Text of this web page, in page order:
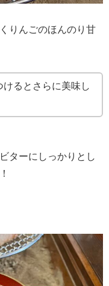
りんごのほんのり甘
けるとさらに美味し
ターにしっかりとし